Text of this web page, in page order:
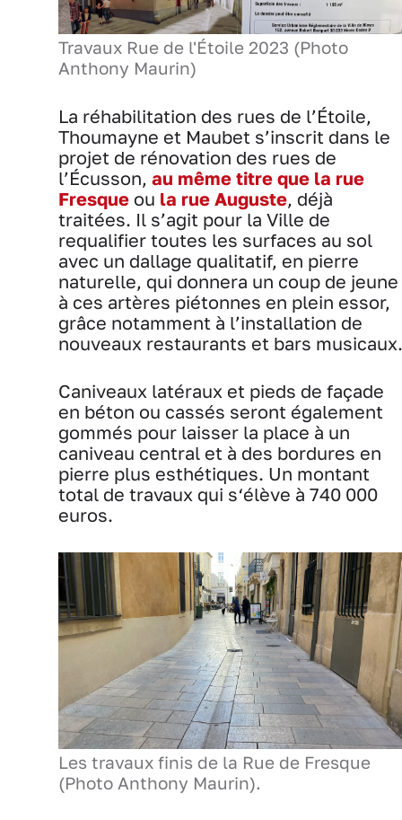
Travaux Rue de l'Étoile 2023 (Photo
Anthony Maurin)
La réhabilitation des rues de l’Étoile,
Thoumayne et Maubet s’inscrit dans le
projet de rénovation des rues de
l’Écusson, au même titre que la rue
Fresque ou la rue Auguste, déjà
traitées. Il s’agit pour la Ville de
requalifier toutes les surfaces au sol
avec un dallage qualitatif, en pierre
naturelle, qui donnera un coup de jeune
à ces artères piétonnes en plein essor,
grâce notamment à l’installation de
nouveaux restaurants et bars musicaux.
Caniveaux latéraux et pieds de façade
en béton ou cassés seront également
gommés pour laisser la place à un
caniveau central et à des bordures en
pierre plus esthétiques. Un montant
total de travaux qui s‘élève à 740 000
euros.
Les travaux finis de la Rue de Fresque
(Photo Anthony Maurin).